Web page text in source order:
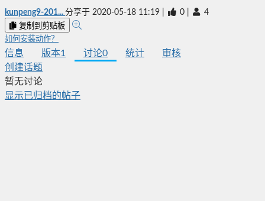
kunpeng9-201... 分享于 2020-05-18 11:19 0 4
复制到剪贴板
如何安装动作？
信息 版本1 讨论0 统计
审核
创建话题
暂无讨论
显示已归档的帖子